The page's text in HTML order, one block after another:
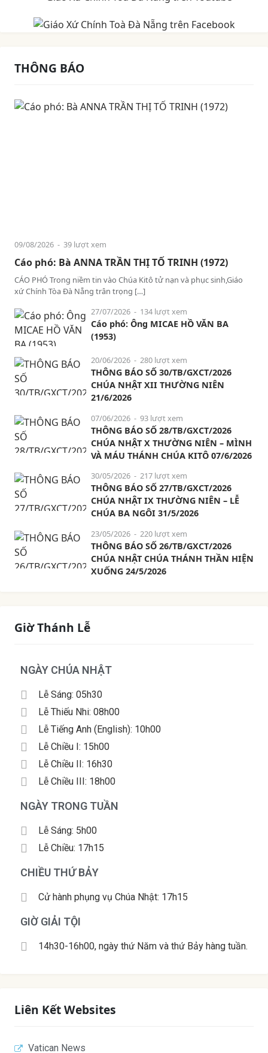
THÔNG BÁO
09/08/2026 - 39 lượt xem
Cáo phó: Bà ANNA TRẦN THỊ TỐ TRINH (1972)
CÁO PHÓ Trong niềm tin vào Chúa Kitô tử nạn và phục sinh,Giáo
xứ Chính Tòa Đà Nẵng trân trọng […]
27/07/2026 - 134 lượt xem
Cáo phó: Ông MICAE HỒ VĂN BA
(1953)
20/06/2026 - 280 lượt xem
THÔNG BÁO SỐ 30/TB/GXCT/2026
CHÚA NHẬT XII THƯỜNG NIÊN
21/6/2026
07/06/2026 - 93 lượt xem
THÔNG BÁO SỐ 28/TB/GXCT/2026
CHÚA NHẬT X THƯỜNG NIÊN – MÌNH
VÀ MÁU THÁNH CHÚA KITÔ 07/6/2026
30/05/2026 - 217 lượt xem
THÔNG BÁO SỐ 27/TB/GXCT/2026
CHÚA NHẬT IX THƯỜNG NIÊN – LỄ
CHÚA BA NGÔI 31/5/2026
23/05/2026 - 220 lượt xem
THÔNG BÁO SỐ 26/TB/GXCT/2026
CHÚA NHẬT CHÚA THÁNH THẦN HIỆN
XUỐNG 24/5/2026
Giờ Thánh Lễ
NGÀY CHÚA NHẬT
Lễ Sáng: 05h30
Lễ Thiếu Nhi: 08h00
Lễ Tiếng Anh (English): 10h00
Lễ Chiều I: 15h00
Lễ Chiều II: 16h30
Lễ Chiều III: 18h00
NGÀY TRONG TUẦN
Lễ Sáng: 5h00
Lễ Chiều: 17h15
CHIỀU THỨ BẢY
Cử hành phụng vụ Chúa Nhật: 17h15
GIỜ GIẢI TỘI
14h30-16h00, ngày thứ Năm và thứ Bảy hàng tuần.
Liên Kết Websites
Vatican News